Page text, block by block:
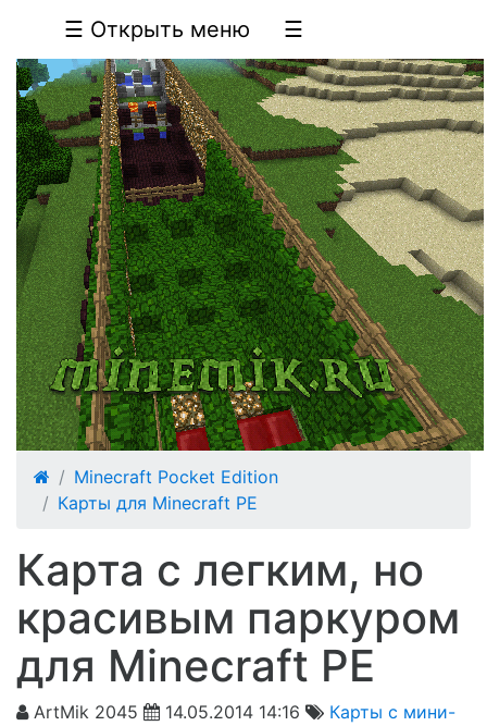
☰ Открыть меню ☰
Minecraft Pocket Edition
Карты для Minecraft PE
Карта с легким, но
красивым паркуром
для Minecraft PE
ArtMik 2045 14.05.2014 14:16
Карты с мини-